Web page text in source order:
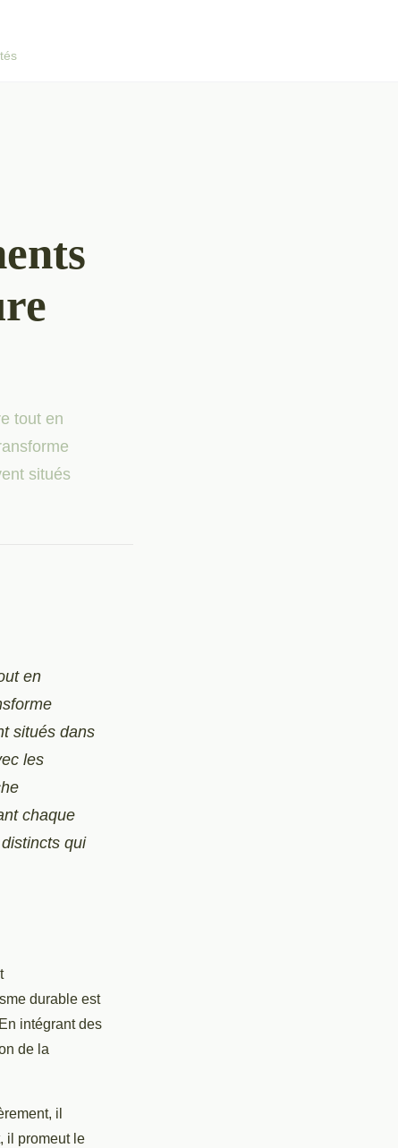
tout en
situés
en
situés dans
les
chaque
qui
durable est
intégrant des
de la
il
il promeut le